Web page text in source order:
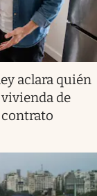
aclara quién
de
contrato